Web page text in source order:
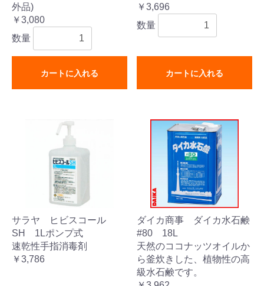
外品)
￥3,080
数量
カートに入れる
￥3,696
数量
カートに入れる
サラヤ ヒビスコール
SH 1Lポンプ式
速乾性手指消毒剤
￥3,786
ダイカ商事 ダイカ水石鹸
#80 18L
天然のココナッツオイルか
ら釜炊きした、植物性の高
級水石鹸です。